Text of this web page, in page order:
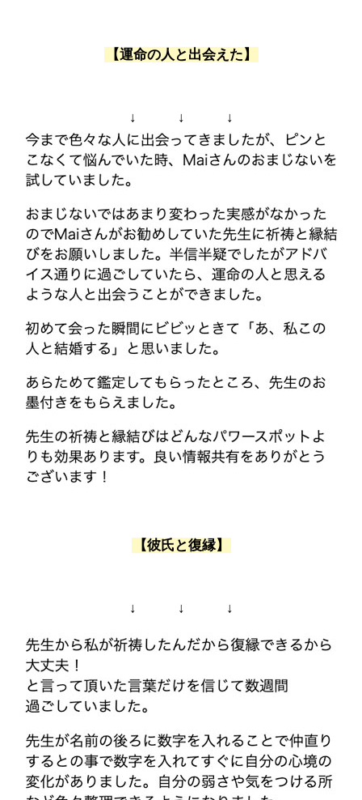
【運命の人と出会えた】
↓ ↓ ↓
【彼氏と復縁】
↓ ↓ ↓